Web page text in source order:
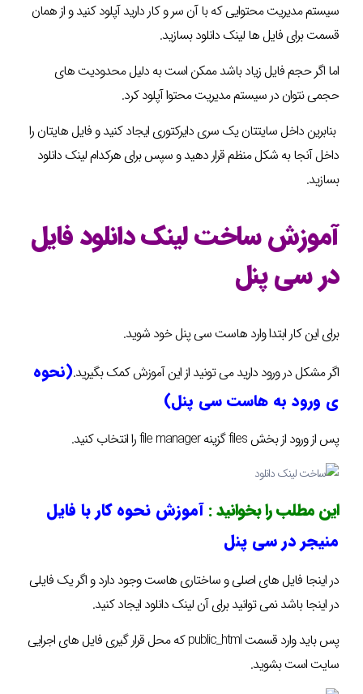
سیستم مدیریت محتوایی که با آن سر و کار دارید آپلود کنید و از همان
قسمت برای فایل ها لینک دانلود بسازید.
اما اگر حجم فایل زیاد باشد ممکن است به دلیل محدودیت های
حجمی نتوان در سیستم مدیریت محتوا آپلود کرد.
بنابرین داخل سایتتان یک سری دایرکتوری ایجاد کنید و فایل هایتان را
داخل آنجا به شکل منظم قرار دهید و سپس برای هرکدام لینک دانلود
بسازید.
آموزش ساخت لینک دانلود فایل
در سی پنل
برای این کار ابتدا وارد هاست سی پنل خود شوید.
اگر مشکل در ورود دارید می تونید از این آموزش کمک بگیرید.(نحوه
ی ورود به هاست سی پنل)
پس از ورود از بخش files گزینه file manager را انتخاب کنید.
این مطلب را بخوانید :آموزش نحوه کار با فایل
منیجر در سی پنل
در اینجا فایل های اصلی و ساختاری هاست وجود دارد و اگر یک فایلی
در اینجا باشد نمی توانید برای آن لینک دانلود ایجاد کنید.
پس باید وارد قسمت public_html که محل قرار گیری فایل های اجرایی
سایت است بشوید.